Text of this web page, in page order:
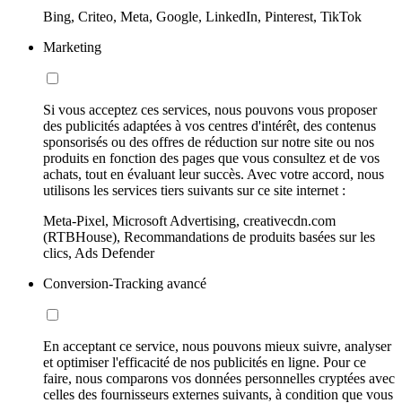
Bing, Criteo, Meta, Google, LinkedIn, Pinterest, TikTok
Marketing
Si vous acceptez ces services, nous pouvons vous proposer
des publicités adaptées à vos centres d'intérêt, des contenus
sponsorisés ou des offres de réduction sur notre site ou nos
produits en fonction des pages que vous consultez et de vos
achats, tout en évaluant leur succès. Avec votre accord, nous
utilisons les services tiers suivants sur ce site internet :
Meta-Pixel, Microsoft Advertising, creativecdn.com
(RTBHouse), Recommandations de produits basées sur les
clics, Ads Defender
Conversion-Tracking avancé
En acceptant ce service, nous pouvons mieux suivre, analyser
et optimiser l'efficacité de nos publicités en ligne. Pour ce
faire, nous comparons vos données personnelles cryptées avec
celles des fournisseurs externes suivants, à condition que vous